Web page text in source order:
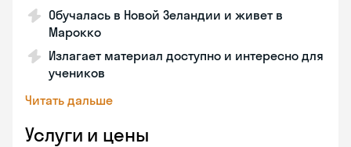
Обучалась в Новой Зеландии и живет в
Марокко
Излагает материал доступно и интересно для
учеников
Читать дальше
Услуги и цены